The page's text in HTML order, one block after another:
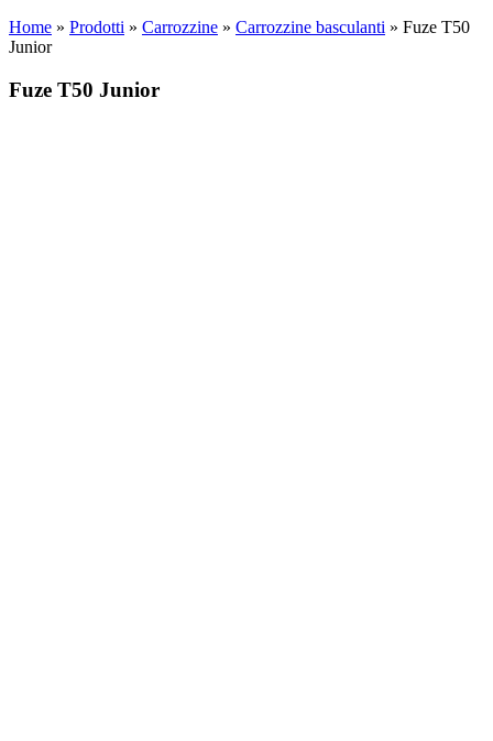
Home » Prodotti » Carrozzine » Carrozzine basculanti » Fuze T50
Junior
Fuze T50 Junior